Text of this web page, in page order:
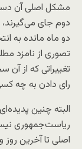
مشکل اصلی آن
دوم جای
دو ماه مانده به
تصوری از نامزد
تغییراتی که از آن
رای دادن به چه
البته چنین
ریاست‌جمهوری
اصلی تا آخرین